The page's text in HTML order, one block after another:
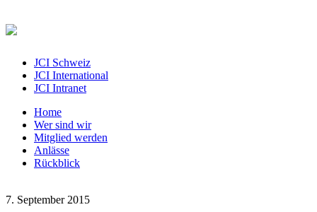
JCI Schweiz
JCI International
JCI Intranet
Home
Wer sind wir
Mitglied werden
Anlässe
Rückblick
7. September 2015